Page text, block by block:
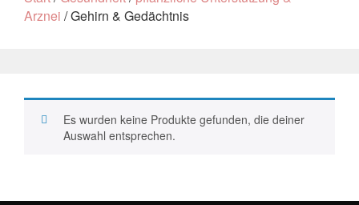
Arznei / Gehirn & Gedächtnis
Es wurden keine Produkte gefunden, die deiner
Auswahl entsprechen.